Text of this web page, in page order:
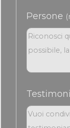
Persone